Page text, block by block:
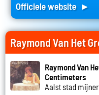
Officiele website ►
Raymond Van Het
Raymond Van
Centimeters
Aalst stad